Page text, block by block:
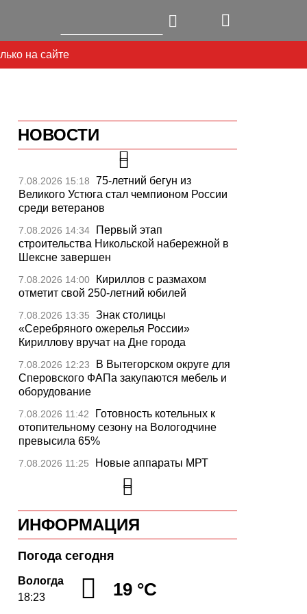
на сайте
НОВОСТИ
7.08.2026 15:18
75-летний бегун из
Великого Устюга стал чемпионом России
среди ветеранов
7.08.2026 14:34
Первый этап
строительства Никольской набережной в
Шексне завершен
7.08.2026 14:00
Кириллов с размахом
отметит свой 250-летний юбилей
7.08.2026 13:35
Знак столицы
«Серебряного ожерелья России»
Кириллову вручат на Дне города
7.08.2026 12:23
В Вытегорском округе для
Сперовского ФАПа закупаются мебель и
оборудование
7.08.2026 11:42
Готовность котельных к
отопительному сезону на Вологодчине
превысила 65%
7.08.2026 11:25
Новые аппараты МРТ
установят в двух медучреждениях
Вологодской области
7.08.2026 10:41 В Устюжне отметят 774-
летие города фестивалем кузнечного
мастерства
7.08.2026 10:18 Вологодская область
уверенно шагает в цифровое будущее
7.08.2026 09:49
На Вологодчине подвели
ИНФОРМАЦИЯ
Погода сегодня
Вологда
18:23
19 °C